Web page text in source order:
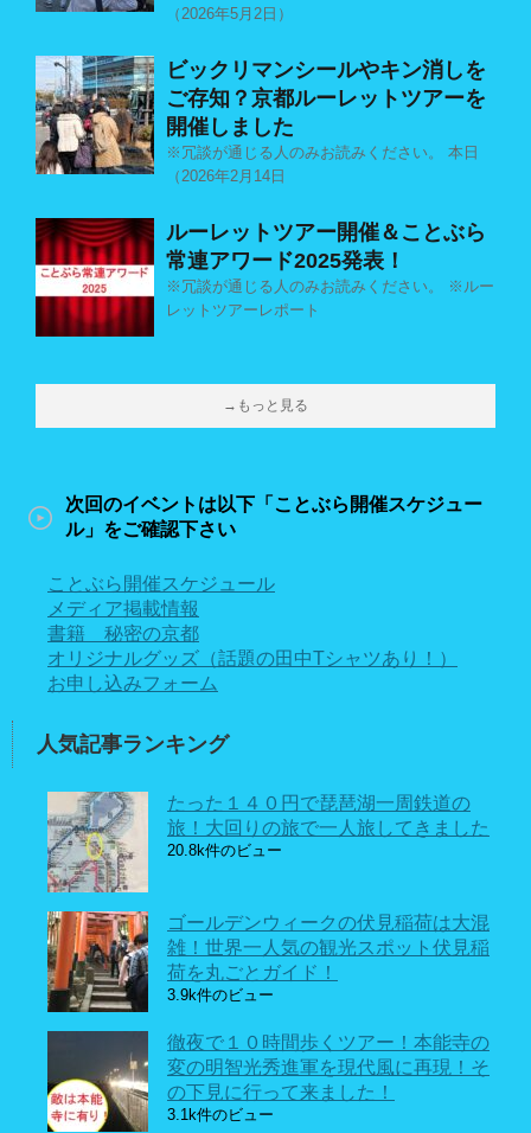
（2026年5月2日）
ビックリマンシールやキン消しを
ご存知？京都ルーレットツアーを
開催しました
※冗談が通じる人のみお読みください。 本日
（2026年2月14日
ルーレットツアー開催＆ことぶら
常連アワード2025発表！
※冗談が通じる人のみお読みください。 ※ルー
レットツアーレポート
→もっと見る
次回のイベントは以下「ことぶら開催スケジュー
ル」をご確認下さい
ことぶら開催スケジュール
メディア掲載情報
書籍 秘密の京都
オリジナルグッズ（話題の田中Tシャツあり！）
お申し込みフォーム
人気記事ランキング
たった１４０円で琵琶湖一周鉄道の
旅！大回りの旅で一人旅してきました
20.8k件のビュー
ゴールデンウィークの伏見稲荷は大混
雑！世界一人気の観光スポット伏見稲
荷を丸ごとガイド！
3.9k件のビュー
徹夜で１０時間歩くツアー！本能寺の
変の明智光秀進軍を現代風に再現！そ
の下見に行って来ました！
3.1k件のビュー